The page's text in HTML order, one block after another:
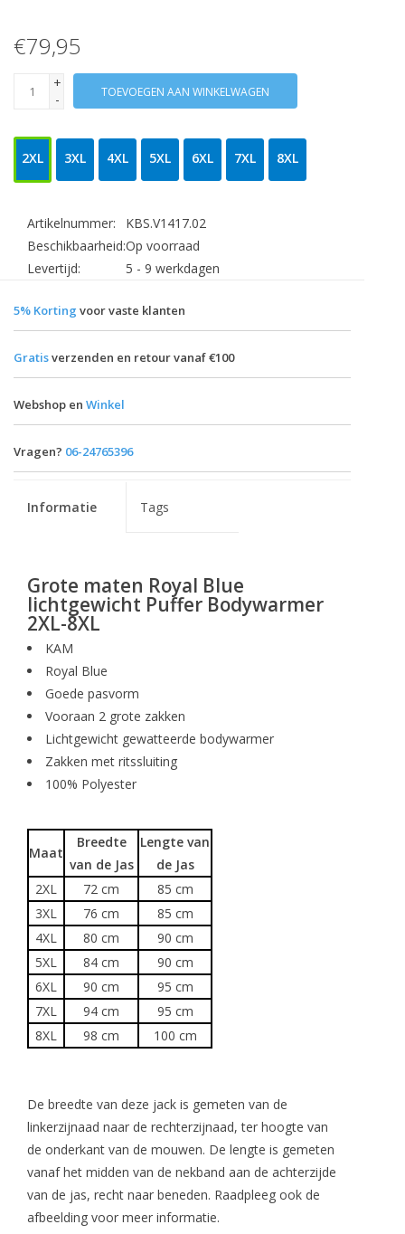
€79,95
+
-
TOEVOEGEN AAN WINKELWAGEN
2XL 3XL 4XL 5XL 6XL 7XL 8XL
Artikelnummer:
KBS.V1417.02
Beschikbaarheid:Op voorraad
Levertijd:
5 - 9 werkdagen
5% Korting voor vaste klanten
Gratisverzenden en retour vanaf €100
Webshop en Winkel
Vragen? 06-24765396
Informatie Tags
Grote maten Royal Blue
lichtgewicht Puffer Bodywarmer
2XL-8XL
KAM
Royal Blue
Goede pasvorm
Vooraan 2 grote zakken
Lichtgewicht gewatteerde bodywarmer
Zakken met ritssluiting
100% Polyester
Maat
Breedte
van de Jas
Lengte van
de Jas
2XL
72 cm
85 cm
3XL
76 cm
85 cm
4XL
80 cm
90 cm
5XL
84 cm
90 cm
6XL
90 cm
95 cm
7XL
94 cm
95 cm
8XL
98 cm 100 cm
De breedte van deze jack is gemeten van de
linkerzijnaad naar de rechterzijnaad, ter hoogte van
de onderkant van de mouwen. De lengte is gemeten
vanaf het midden van de nekband aan de achterzijde
van de jas, recht naar beneden. Raadpleeg ook de
afbeelding voor meer informatie.